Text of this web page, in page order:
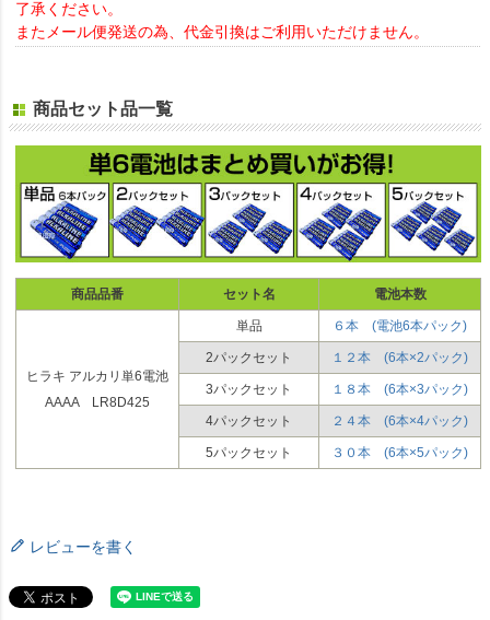
了承ください。
またメール便発送の為、代金引換はご利用いただけません。
商品セット品一覧
商品品番 セット名 電池本数
ヒラキ アルカリ単6電池
AAAA LR8D425
単品 ６本 (電池6本パック)
2パックセット １２本 (6本×2パック)
3パックセット １８本 (6本×3パック)
4パックセット ２４本 (6本×4パック)
5パックセット ３０本 (6本×5パック)
レビューを書く